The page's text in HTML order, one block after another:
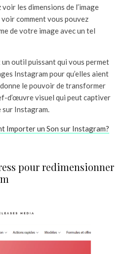
les dimensions de l’image
comment vous pouvez
de votre image avec un tel
un outil puissant qui vous permet
Instagram pour qu’elles aient
le pouvoir de transformer
d’œuvre visuel qui peut captiver
Instagram.
Importer un Son sur Instagram?
pour redimensionner